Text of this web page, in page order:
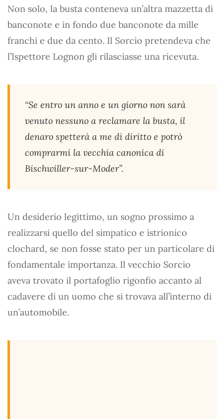
Non solo, la busta conteneva un’altra mazzetta di
banconote e in fondo due banconote da mille
franchi e due da cento. Il Sorcio pretendeva che
l’Ispettore Lognon gli rilasciasse una ricevuta.
“Se entro un anno e un giorno non sarà
venuto nessuno a reclamare la busta, il
denaro spetterà a me di diritto e potrò
comprarmi la vecchia canonica di
Bischwiller-sur-Moder”.
Un desiderio legittimo, un sogno prossimo a
realizzarsi quello del simpatico e istrionico
clochard, se non fosse stato per un particolare di
fondamentale importanza. Il vecchio Sorcio
aveva trovato il portafoglio rigonfio accanto al
cadavere di un uomo che si trovava all’interno di
un’automobile.